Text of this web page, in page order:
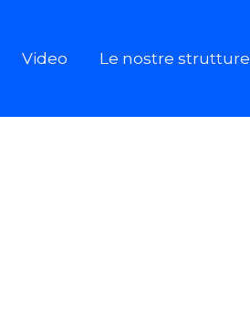
Video Le nostre strutture